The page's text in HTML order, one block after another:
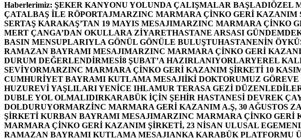
Haberlerimiz: ŞEKER KANYONU YOLUNDA ÇALIŞMALAR BAŞLADIÖZEL
ÇATALBAŞ İLE RÖPORTAJMARZINC MARMARA ÇİNKO GERİ
SERTAŞ KARAKAŞ’TAN 19 MAYIS MESAJIMARZINC MARMARA ÇİNKO
MERT ÇANGA’DAN OKULLARA ZİYARETHASTANE ARSASI
BASIN MENSUPLARIYLA GÖNÜL GÖNÜLE BULUŞTUHASTANENİN
RAMAZAN BAYRAMI MESAJIMARZINC MARMARA ÇİNKO GERİ
DURUM DEĞERLENDİRMESİ8 ŞUBAT’A HAZIRLANIYORLARYEREL
SEVİYORMARZINC MARMARA ÇİNKO GERİ KAZANIM ŞİRKETİ 10
CUMHURİYET BAYRAMI KUTLAMA MESAJIİKİ DOKTORUMUZ
HUZUREVİ YAŞLILARI YENİCE IHLAMUR TERASA GEZİ
DUBLE YOL OLMALIDIRKARABÜK İÇİN ŞEHİR HASTANESİ DEVREK
DOLDURUYORMARZİNC MARMARA GERİ KAZANIM A.Ş, 30 AĞUSTOS
ŞİRKETİ KURBAN BAYRAMI MESAJIMARZINC MARMARA ÇİNKO GERİ
MARMARA ÇİNKO GERİ KAZANIM ŞİRKETİ, 23 NİSAN ULUSAL
RAMAZAN BAYRAMI KUTLAMA MESAJIANKA KARABÜK PLATFORMU